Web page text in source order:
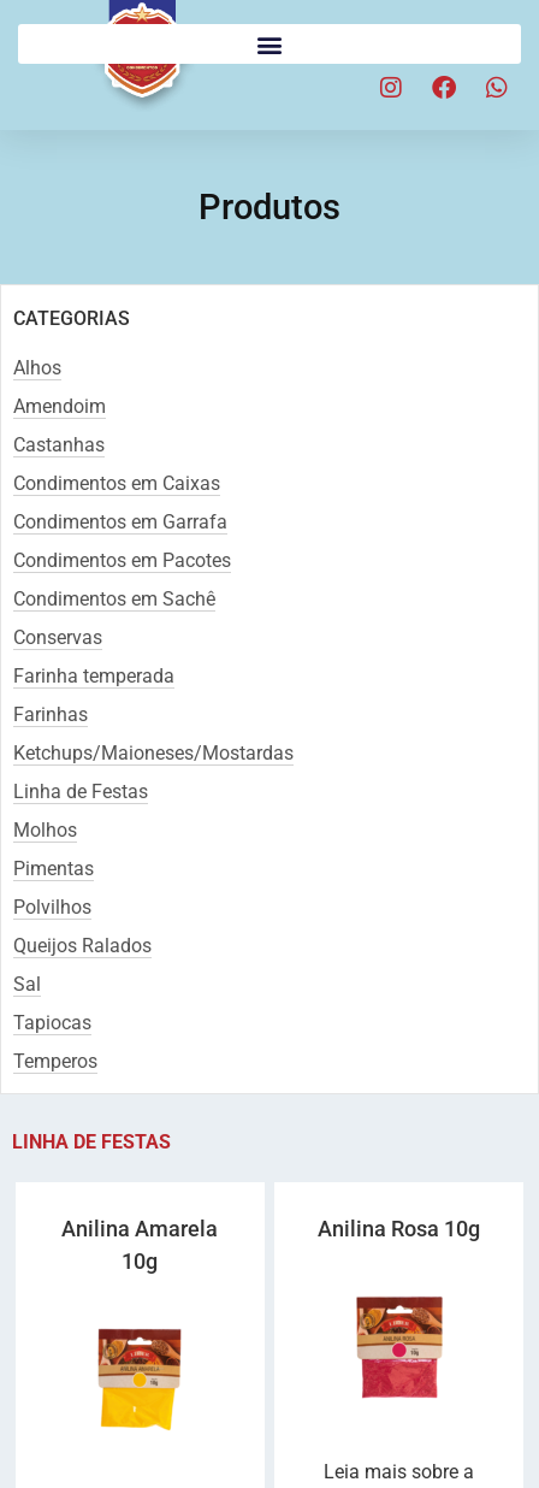
Produtos
CATEGORIAS
Alhos
Amendoim
Castanhas
Condimentos em Caixas
Condimentos em Garrafa
Condimentos em Pacotes
Condimentos em Sachê
Conservas
Farinha temperada
Farinhas
Ketchups/Maioneses/Mostardas
Linha de Festas
Molhos
Pimentas
Polvilhos
Queijos Ralados
Sal
Tapiocas
Temperos
LINHA DE FESTAS
Anilina Amarela
10g
Anilina Rosa 10g
Leia mais sobre a